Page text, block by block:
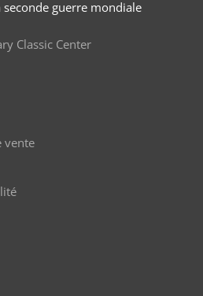
guerre mondiale
Classic Center
vente